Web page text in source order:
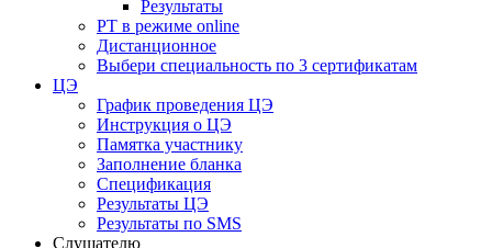
Результаты
РТ в режиме online
Дистанционное
Выбери специальность по 3 сертификатам
ЦЭ
График проведения ЦЭ
Инструкция о ЦЭ
Памятка участнику
Заполнение бланка
Спецификация
Результаты ЦЭ
Результаты по SMS
Слушателю